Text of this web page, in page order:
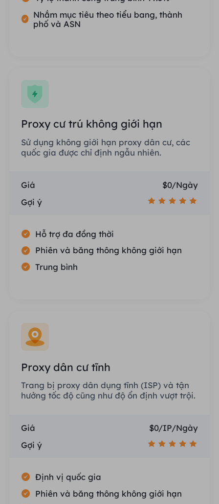
Nhắm mục tiêu theo tiểu bang, thành
phố và ASN
Proxy cư trú không giới hạn
Sử dụng không giới hạn proxy dân cư, các
quốc gia được chỉ định ngẫu nhiên.
Giá
$0/Ngày
Gợi ý
Hỗ trợ đa đồng thời
Phiên và băng thông không giới hạn
Trung bình
Proxy dân cư tĩnh
Trang bị proxy dân dụng tĩnh (ISP) và tận
hưởng tốc độ cũng như độ ổn định vượt trội.
Giá
$0/IP/Ngày
Gợi ý
Định vị quốc gia
Phiên và băng thông không giới hạn